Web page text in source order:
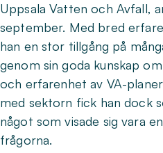
Uppsala Vatten och Avfall,
september. Med bred
han en stor tillgång på
genom sin goda kunskap
och erfarenhet av VA-
med sektorn fick han dock
något som visade sig vara
frågorna.